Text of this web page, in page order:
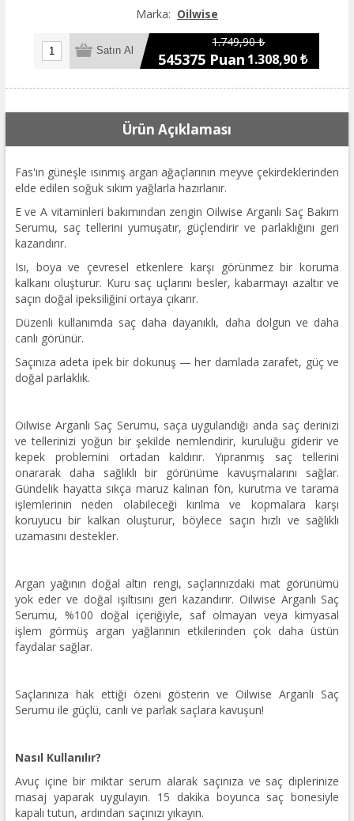
Marka: Oilwise
1.749,90 ₺
545375 Puan 1.308,90 ₺
Ürün Açıklaması
Fas'ın güneşle ısınmış argan ağaçlarının meyve çekirdeklerinden
elde edilen soğuk sıkım yağlarla hazırlanır.
E ve A vitaminleri bakımından zengin Oilwise Arganlı Saç Bakım
Serumu, saç tellerini yumuşatır, güçlendirir ve parlaklığını geri
kazandırır.
Isı, boya ve çevresel etkenlere karşı görünmez bir koruma
kalkanı oluşturur. Kuru saç uçlarını besler, kabarmayı azaltır ve
saçın doğal ipeksiliğini ortaya çıkarır.
Düzenli kullanımda saç daha dayanıklı, daha dolgun ve daha
canlı görünür.
Saçınıza adeta ipek bir dokunuş — her damlada zarafet, güç ve
doğal parlaklık.
Oilwise Arganlı Saç Serumu, saça uygulandığı anda saç derinizi
ve tellerinizi yoğun bir şekilde nemlendirir, kuruluğu giderir ve
kepek problemini ortadan kaldırır. Yıpranmış saç tellerini
onararak daha sağlıklı bir görünüme kavuşmalarını sağlar.
Gündelik hayatta sıkça maruz kalınan fön, kurutma ve tarama
işlemlerinin neden olabileceği kırılma ve kopmalara karşı
koruyucu bir kalkan oluşturur, böylece saçın hızlı ve sağlıklı
uzamasını destekler.
Argan yağının doğal altın rengi, saçlarınızdaki mat görünümü
yok eder ve doğal ışıltısını geri kazandırır. Oilwise Arganlı Saç
Serumu, %100 doğal içeriğiyle, saf olmayan veya kimyasal
işlem görmüş argan yağlarının etkilerinden çok daha üstün
faydalar sağlar.
Saçlarınıza hak ettiği özeni gösterin ve Oilwise Arganlı Saç
Serumu ile güçlü, canlı ve parlak saçlara kavuşun!
Nasıl Kullanılır?
Avuç içine bir miktar serum alarak saçınıza ve saç diplerinize
masaj yaparak uygulayın. 15 dakika boyunca saç bonesiyle
kapalı tutun, ardından saçınızı yıkayın.